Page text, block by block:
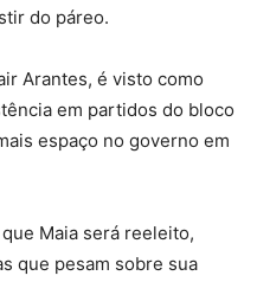
do páreo.
Arantes, é visto como
em partidos do bloco
espaço no governo em
Maia será reeleito,
que pesam sobre sua